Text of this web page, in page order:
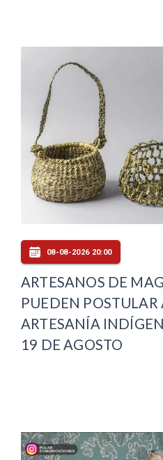
08-08-2026 20:00
ARTESANOS DE
PUEDEN POSTULAR
ARTESANÍA
19 DE AGOSTO